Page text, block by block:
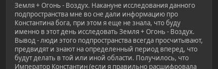
Земля + Огонь - Воздух. Накануне исследования данного
подпространства мне во сне дали информацию про
Константина бога, при этом я еще не знала, что буду
именно в этот день исследовать Земля + Огонь - Воздух.
Вывод - люди этого подпространства всегда просчитывают,
предвидят и знают на определенный период вперед, что
будут делать в той или иной области. Получилось, что
Император Константин (если я правильно расшифровала